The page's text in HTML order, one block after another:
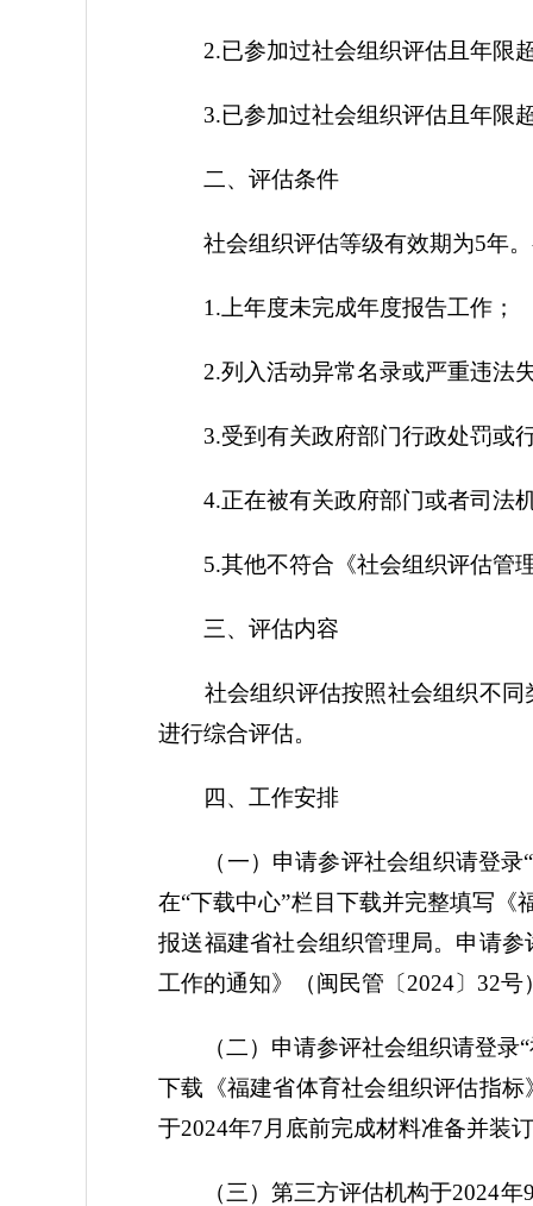
2.已参加过社会组织评估且年限超
3.已参加过社会组织评估且年限超
二、评估条件
社会组织评估等级有效期为5年。
1.上年度未完成年度报告工作；
2.列入活动异常名录或严重违法
3.受到有关政府部门行政处罚或
4.正在被有关政府部门或者司法
5.其他不符合《社会组织评估管
三、评估内容
社会组织评估按照社会组织不同
进行综合评估。
四、工作安排
（一）申请参评社会组织请登录“
在“下载中心”栏目下载并完整填写
报送福建省社会组织管理局。申请
工作的通知》（闽民管〔2024〕32
（二）申请参评社会组织请登录“
下载《福建省体育社会组织评估指
于2024年7月底前完成材料准备并装
（三）第三方评估机构于2024年9